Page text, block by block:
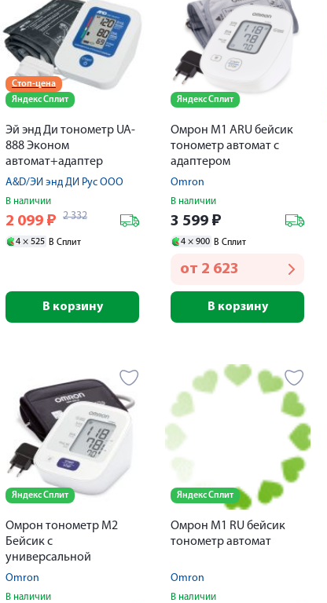
Стоп-цена
Яндекс Сплит
Эй энд Ди тонометр UA-
888 Эконом
автомат+адаптер
A&D/ЭЙ энд ДИ Рус ООО
В наличии
2 099 ₽ 2 332
4 × 525 В Сплит
В корзину
Яндекс Сплит
Омрон М1 АRU бейсик
тонометр автомат с
адаптером
Omron
В наличии
3 599 ₽
4 × 900 В Сплит
от 2 623
В корзину
Яндекс Сплит
Омрон тонометр M2
Бейсик с
универсальной
манжетой+адаптер
Omron
В наличии
Яндекс Сплит
Омрон M1 RU бейсик
тонометр автомат
Omron
В наличии